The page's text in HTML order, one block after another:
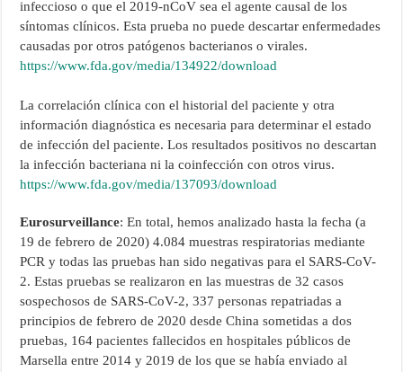
infeccioso o que el 2019-nCoV sea el agente causal de los
síntomas clínicos. Esta prueba no puede descartar enfermedades
causadas por otros patógenos bacterianos o virales.
https://www.fda.gov/media/134922/download
La correlación clínica con el historial del paciente y otra
información diagnóstica es necesaria para determinar el estado
de infección del paciente. Los resultados positivos no descartan
la infección bacteriana ni la coinfección con otros virus.
https://www.fda.gov/media/137093/download
Eurosurveillance: En total, hemos analizado hasta la fecha (a
19 de febrero de 2020) 4.084 muestras respiratorias mediante
PCR y todas las pruebas han sido negativas para el SARS-CoV-
2. Estas pruebas se realizaron en las muestras de 32 casos
sospechosos de SARS-CoV-2, 337 personas repatriadas a
principios de febrero de 2020 desde China sometidas a dos
pruebas, 164 pacientes fallecidos en hospitales públicos de
Marsella entre 2014 y 2019 de los que se había enviado al